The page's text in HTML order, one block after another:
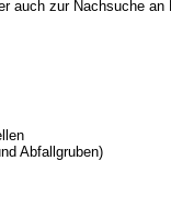
auch zur Nachsuche an
Abfallgruben)